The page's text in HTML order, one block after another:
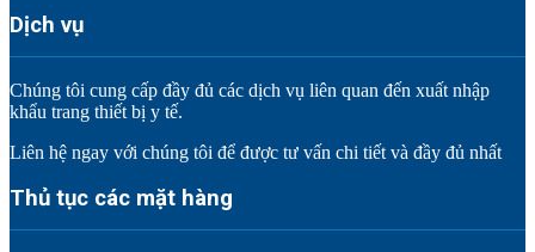
Dịch vụ
Chúng tôi cung cấp đầy đủ các dịch vụ liên quan đến xuất nhập
khẩu trang thiết bị y tế.
Liên hệ ngay với chúng tôi để được tư vấn chi tiết và đầy đủ nhất
Thủ tục các mặt hàng